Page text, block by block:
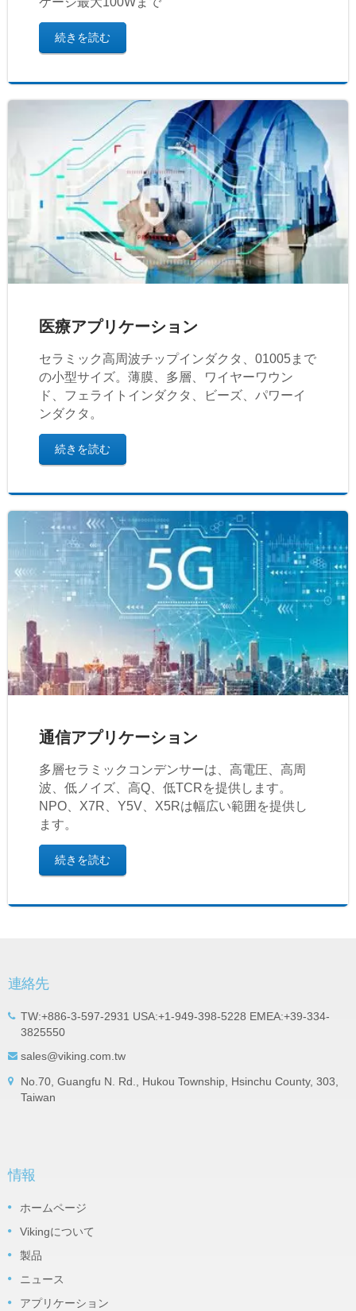
続きを読む
医療アプリケーション
セラミック高周波チップインダクタ、01005まで
の小型サイズ。薄膜、多層、ワイヤーワウン
ド、フェライトインダクタ、ビーズ、パワーイ
ンダクタ。
続きを読む
通信アプリケーション
多層セラミックコンデンサーは、高電圧、高周
波、低ノイズ、高Q、低TCRを提供します。
NPO、X7R、Y5V、X5Rは幅広い範囲を提供し
ます。
続きを読む
連絡先
TW:+886-3-597-2931 USA:+1-949-398-5228 EMEA:+39-334-
3825550
sales@viking.com.tw
No.70, Guangfu N. Rd., Hukou Township, Hsinchu County, 303,
Taiwan
情報
ホームページ
Vikingについて
製品
ニュース
アプリケーション